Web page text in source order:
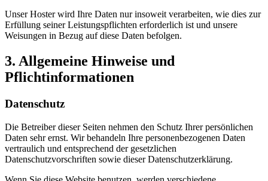
Unser Hoster wird Ihre Daten nur insoweit verarbeiten, wie dies zur
Erfüllung seiner Leistungspflichten erforderlich ist und unsere
Weisungen in Bezug auf diese Daten befolgen.
3. Allgemeine Hinweise und
Pflichtinformationen
Datenschutz
Die Betreiber dieser Seiten nehmen den Schutz Ihrer persönlichen
Daten sehr ernst. Wir behandeln Ihre personenbezogenen Daten
vertraulich und entsprechend der gesetzlichen
Datenschutzvorschriften sowie dieser Datenschutzerklärung.